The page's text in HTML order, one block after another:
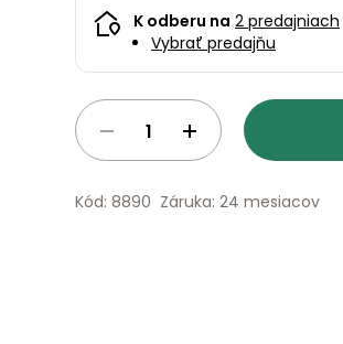
K odberu na 2 predajniach
Vybrať predajňu
Kód: 8890 Záruka: 24 mesiacov